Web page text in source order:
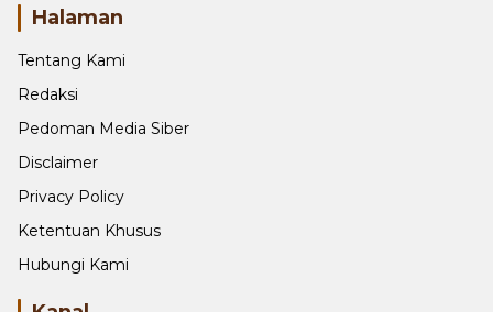
Halaman
Tentang Kami
Redaksi
Pedoman Media Siber
Disclaimer
Privacy Policy
Ketentuan Khusus
Hubungi Kami